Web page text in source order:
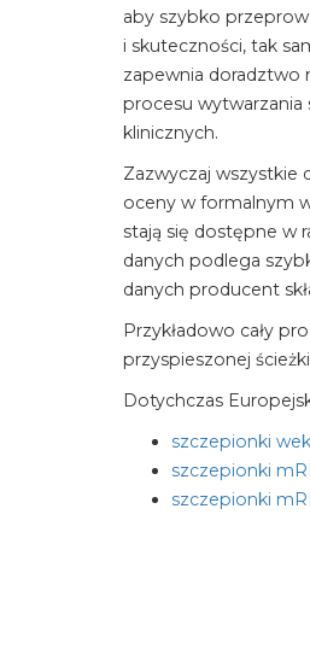
aby szybko
i skuteczności, tak
zapewnia doradztwo
procesu wytwarzania
klinicznych.
Zazwyczaj wszystkie
oceny w formalnym
stają się dostępne w
danych podlega
danych producent
Przykładowo cały
przyspieszonej
Dotychczas
szczepionki
szczepionki
szczepionki